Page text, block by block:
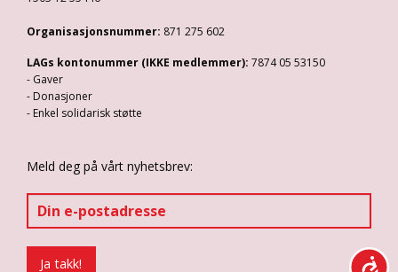
Organisasjonsnummer: 871 275 602
LAGs kontonummer (IKKE medlemmer): 7874 05 53150
- Gaver
- Donasjoner
- Enkel solidarisk støtte
Meld deg på vårt nyhetsbrev: